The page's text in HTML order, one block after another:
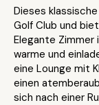
Dieses
Golf Club und
Elegante
warme und
eine Lounge mit
einen
sich nach einer